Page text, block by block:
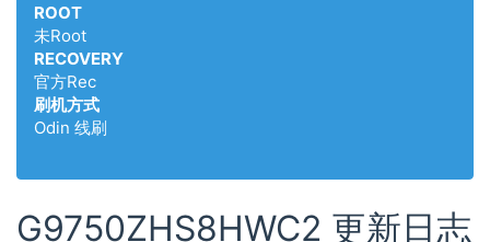
ROOT
未Root
RECOVERY
官方Rec
刷机方式
Odin 线刷
G9750ZHS8HWC2 更新日志